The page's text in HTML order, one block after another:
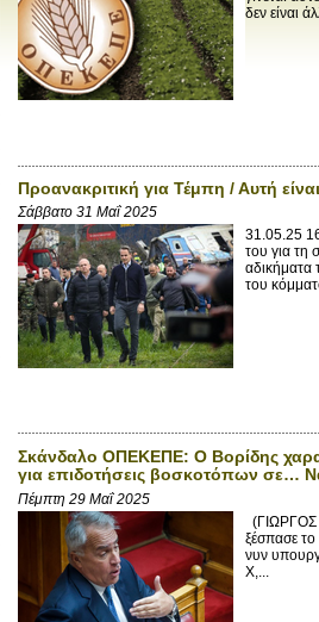
δεν είναι
Προανακριτική για Τέμπη / Αυτή
Σάββατο 31 Μαΐ 2025
31.05.25
του για τη
αδικήματα
του
Σκάνδαλο ΟΠΕΚΕΠΕ: Ο Βορίδης
για επιδοτήσεις βοσκοτόπων σε…
Πέμπτη 29 Μαΐ 2025
(ΓΙΩΡΓΟΣ
ξέσπασε
νυν
Χ,...